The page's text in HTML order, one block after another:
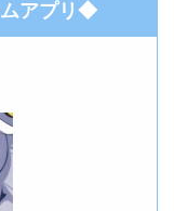
アプリ◆